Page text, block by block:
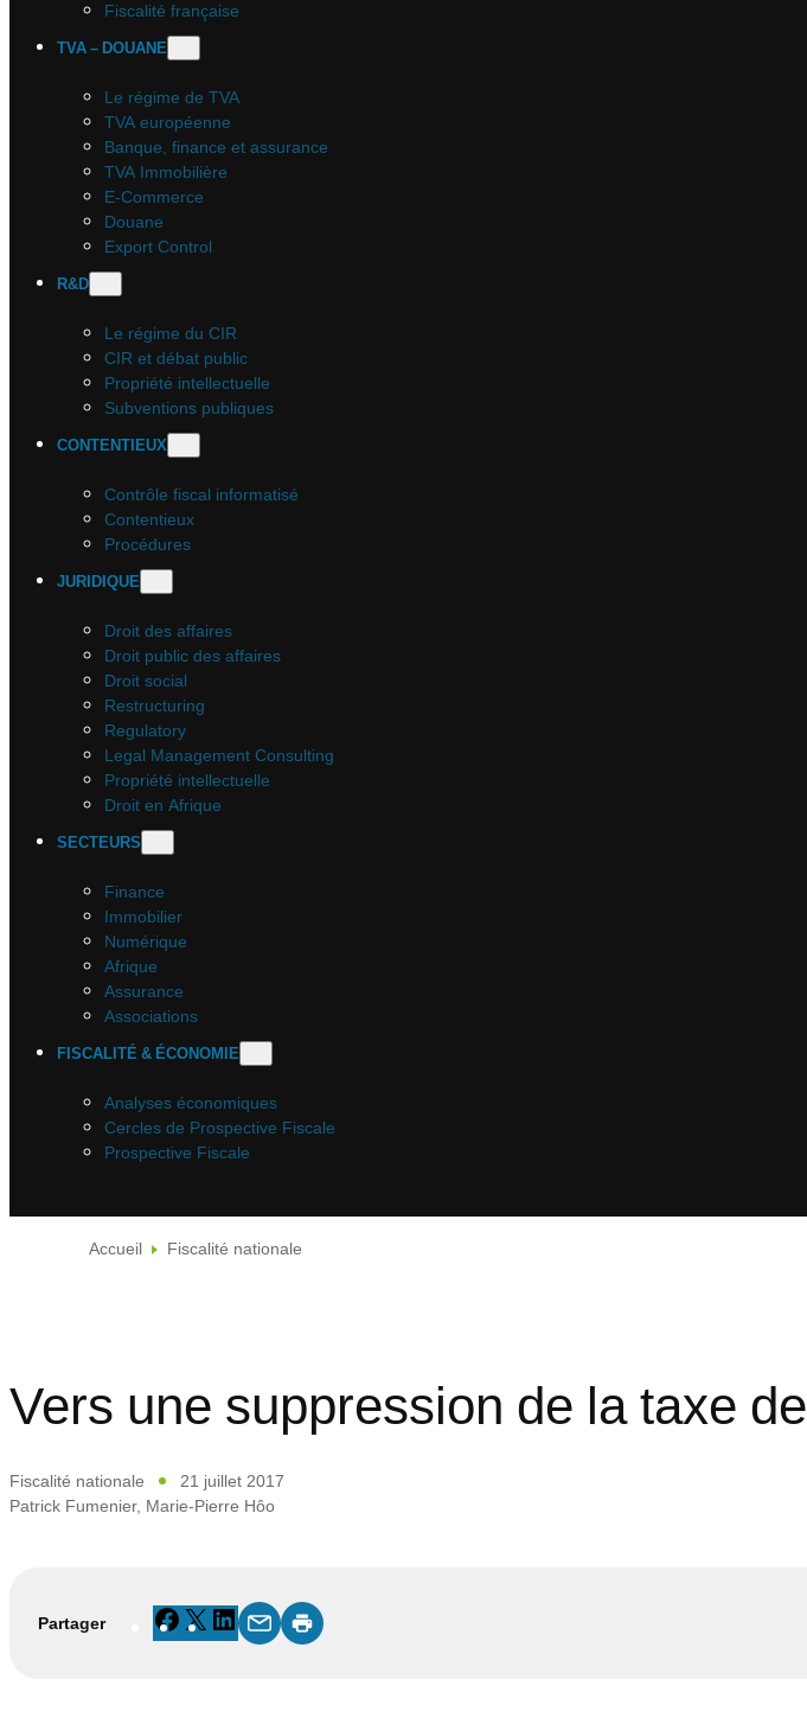
Fiscalité française
TVA – DOUANE
Le régime de TVA
TVA européenne
Banque, finance et assurance
TVA Immobilière
E-Commerce
Douane
Export Control
R&D
Le régime du CIR
CIR et débat public
Propriété intellectuelle
Subventions publiques
CONTENTIEUX
Contrôle fiscal informatisé
Contentieux
Procédures
JURIDIQUE
Droit des affaires
Droit public des affaires
Droit social
Restructuring
Regulatory
Legal Management Consulting
Propriété intellectuelle
Droit en Afrique
SECTEURS
Finance
Immobilier
Numérique
Afrique
Assurance
Associations
FISCALITÉ & ÉCONOMIE
Analyses économiques
Cercles de Prospective Fiscale
Prospective Fiscale
Accueil Fiscalité nationale
Vers une suppression de la taxe
Fiscalité nationale
21 juillet 2017
Patrick Fumenier, Marie-Pierre Hôo
Partager Facebook
X LinkedIn